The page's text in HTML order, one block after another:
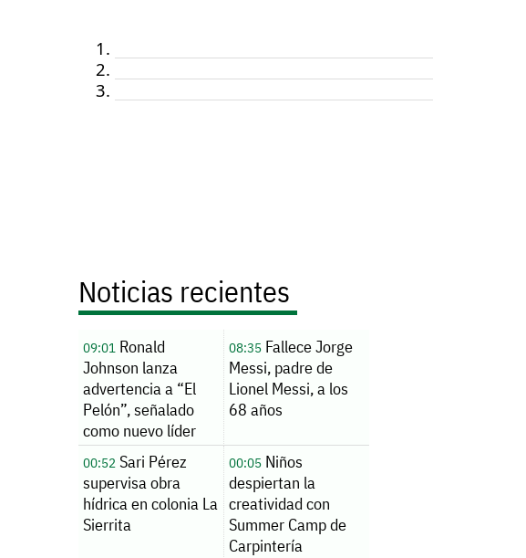
Noticias recientes
09:01 Ronald
Johnson lanza
advertencia a “El
Pelón”, señalado
como nuevo líder
del CJNG
08:35Fallece Jorge
Messi, padre de
Lionel Messi, a los
68 años
00:52 Sari Pérez
supervisa obra
hídrica en colonia La
Sierrita
00:05Niños
despiertan la
creatividad con
Summer Camp de
Carpintería